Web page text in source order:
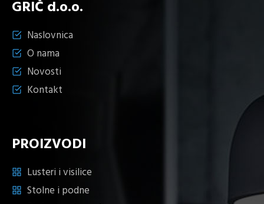
GRIČ d.o.o.
Naslovnica
O nama
Novosti
Kontakt
PROIZVODI
Lusteri i visilice
Stolne i podne